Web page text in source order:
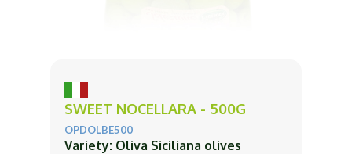
SWEET NOCELLARA - 500G
OPDOLBE500
Variety: Oliva Siciliana olives